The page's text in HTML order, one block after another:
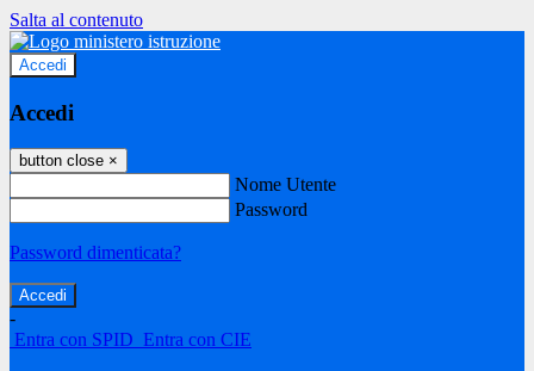
Salta al contenuto
Accedi
Accedi
button close ×
Nome Utente
Password
Password dimenticata?
-
Entra con SPID Entra con CIE